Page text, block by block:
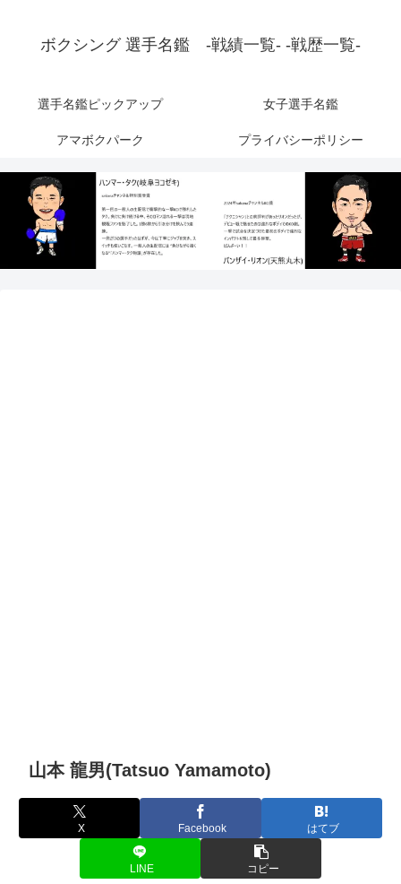
ボクシング 選手名鑑 -戦績一覧- -戦歴一覧-
選手名鑑ピックアップ 女子選手名鑑
アマボクパーク プライバシーポリシー
山本 龍男(Tatsuo Yamamoto)
X Facebook はてブ
LINE コピー